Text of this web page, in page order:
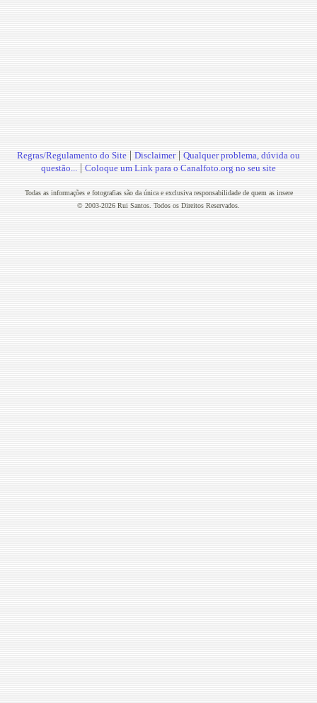
Regras/Regulamento do Site | Disclaimer| Qualquer problema, dúvida ou
questão... | Coloque um Link para o Canalfoto.org no seu site
Todas as informações e fotografias são da única e exclusiva responsabilidade de quem as insere
© 2003-2026 Rui Santos. Todos os Direitos Reservados.